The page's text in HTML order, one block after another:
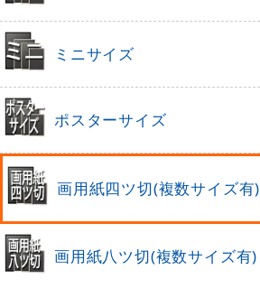
ミニサイズ
ポスターサイズ
画用紙四ツ切(複数サイズ有)
画用紙八ツ切(複数サイズ有)